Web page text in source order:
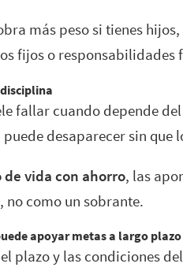
más peso si tienes
fijos o
fallar cuando depende
desaparecer sin que
de vida con ahorro, las
como un sobrante.
apoyar metas a largo plazo
plazo y las condiciones